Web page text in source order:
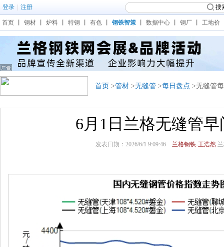
登录 注册 搜
首页 钢材 炉料 特钢 有色 钢铁智策 数据中心 钢厂 工地价
首页 >管材 >无缝管 >每日盘点 >无缝管
6月1日兰格无缝管
发表日期：2026/6/1 9:09:46兰格钢铁-王浩然